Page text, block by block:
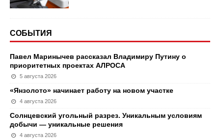
СОБЫТИЯ
Павел Маринычев рассказал Владимиру Путину о
приоритетных проектах АЛРОСА
5 августа 2026
«Янзолото» начинает работу на новом участке
4 августа 2026
Солнцевский угольный разрез. Уникальным условиям
добычи — уникальные решения
4 августа 2026